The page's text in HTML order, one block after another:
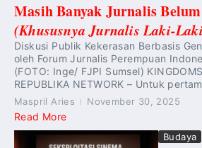
Masih Banyak Jurnalis
(Khususnya Jurnalis Laki-
Diskusi Publik Kekerasan Berbasis
oleh Forum Jurnalis Perempuan
(FOTO: Inge/ FJPI Sumsel)
REPUBLIKA NETWORK – Untuk
Maspril Aries November 30, 2025
Read More
Budaya